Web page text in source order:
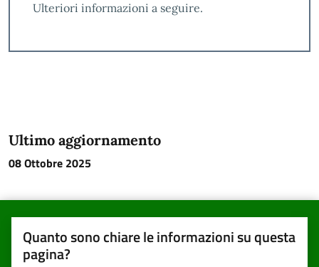
Ulteriori informazioni a seguire.
Ultimo aggiornamento
08 Ottobre 2025
Quanto sono chiare le informazioni su questa
pagina?